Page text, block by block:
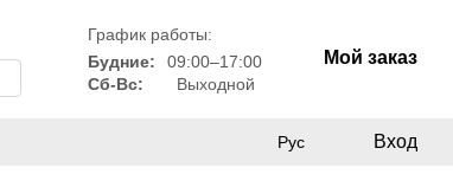
График работы:
Будние:
09:00–17:00
Сб-Вс:
Выходной
Мой заказ
Рус Вход